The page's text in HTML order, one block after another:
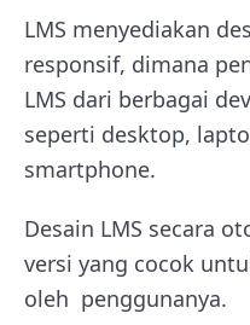
LMS menyediakan
responsif, dimana
LMS dari berbagai
seperti desktop,
smartphone.
Desain LMS secara
versi yang cocok
oleh penggunanya.